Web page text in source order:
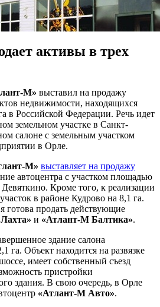
активы в трех
М» выставил на продажу
недвижимости, находящихся
в Российской Федерации. Речь идет
земельном участке в Санкт-
салоне с земельным участком
в Орле.
М» выставляет на продажу
автоцентра с участком площадью
Кроме того, к реализации
в районе Кудрово на 8,1 га.
готова продать действующие
и «Атлант-М Балтика».
здание салона
га. Объект находится на развязке
имеет собственный съезд
пристройки
здания. В свою очередь, в Орле
«Атлант-М Авто».